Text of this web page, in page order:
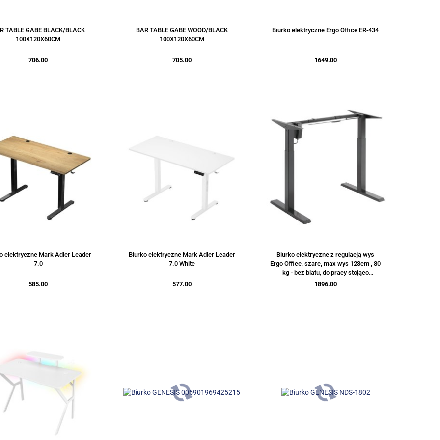
TABLE GABE BLACK/BLACK
100X120X60CM
706.00
BAR TABLE GABE WOOD/BLACK
100X120X60CM
705.00
Biurko elektryczne Ergo Office ER-434
1649.00
elektryczne Mark Adler Leader
7.0
585.00
Biurko elektryczne Mark Adler Leader
7.0 White
577.00
Biurko elektryczne z regulacją wys
Ergo Office, szare, max wys 123cm , 80
kg - bez blatu, do pracy stojąco
siedzącej, ER-433
1896.00